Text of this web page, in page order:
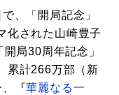
、「開局記念」
化された山崎豊子
局30周年記念」
累計266万部（新
、『華麗なる一